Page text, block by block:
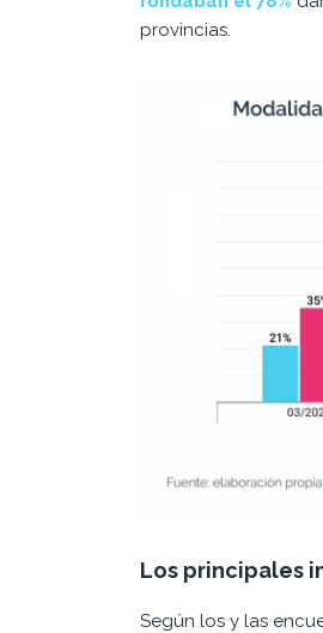
provincias.
Los principales
Según los y las